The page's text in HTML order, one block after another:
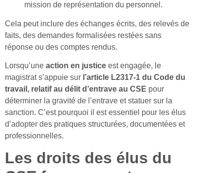
mission de représentation du personnel.
Cela peut inclure des échanges écrits, des relevés de
faits, des demandes formalisées restées sans
réponse ou des comptes rendus.
Lorsqu’une action en justice est engagée, le
magistrat s’appuie sur l’article L2317-1 du Code du
travail, relatif au délit d’entrave au CSE pour
déterminer la gravité de l’entrave et statuer sur la
sanction. C’est pourquoi il est essentiel pour les élus
d’adopter des pratiques structurées, documentées et
professionnelles.
Les droits des élus du